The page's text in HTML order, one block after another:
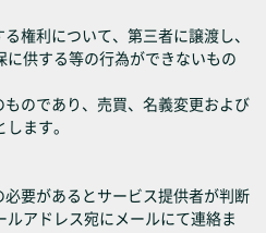
権利について、第三者に譲渡し、
供する等の行為ができないもの
のであり、売買、名義変更および
ます。
要があるとサービス提供者が判断
アドレス宛にメールにて連絡ま